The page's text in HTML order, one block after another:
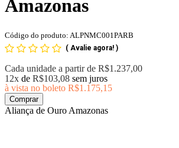
Amazonas
Código do produto: ALPNMC001PARB
( Avalie agora! )
Cada unidade a partir de R$1.237,00
12x de R$103,08 sem juros
à vista no boleto R$1.175,15
Comprar
Aliança de Ouro Amazonas